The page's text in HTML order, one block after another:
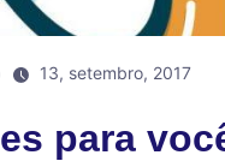
13, setembro, 2017
para